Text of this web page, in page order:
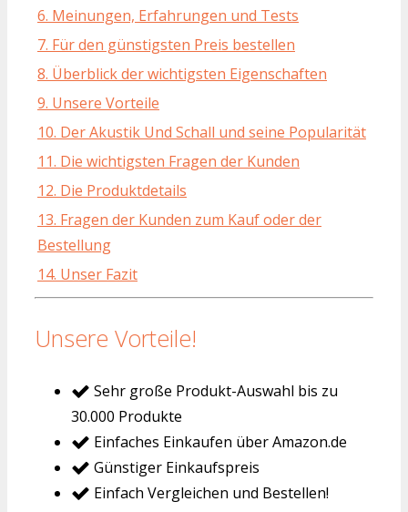
6. Meinungen, Erfahrungen und Tests
7. Für den günstigsten Preis bestellen
8. Überblick der wichtigsten Eigenschaften
9. Unsere Vorteile
10. Der Akustik Und Schall und seine Popularität
11. Die wichtigsten Fragen der Kunden
12. Die Produktdetails
13. Fragen der Kunden zum Kauf oder der
Bestellung
14. Unser Fazit
Unsere Vorteile!
Sehr große Produkt-Auswahl bis zu
30.000 Produkte
Einfaches Einkaufen über Amazon.de
Günstiger Einkaufspreis
Einfach Vergleichen und Bestellen!